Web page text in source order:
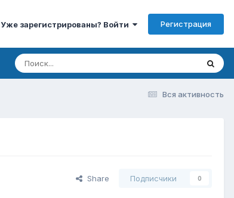
Уже зарегистрированы? Войти Регистрация
Вся активность
Share Подписчики 0